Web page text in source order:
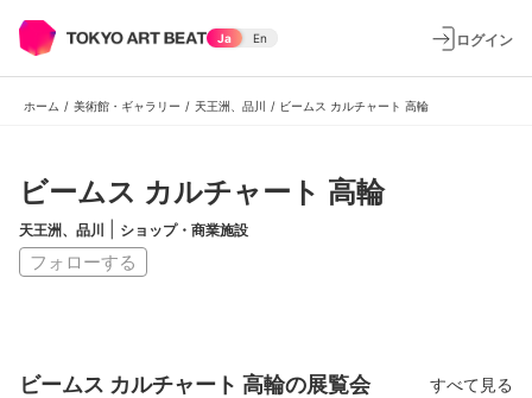
Ja En ログイン
ホーム / 美術館・ギャラリー / 天王洲、品川 / ビームス カルチャート 高輪
ビームス カルチャート 高輪
天王洲、品川 ショップ・商業施設
フォローする
ビームス カルチャート 高輪の展覧会 すべて見る